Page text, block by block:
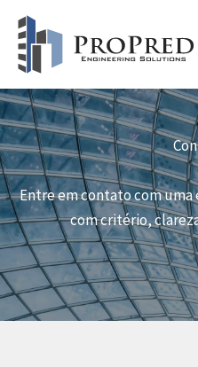
para
conteúdo
Entre em contato com
com critério,